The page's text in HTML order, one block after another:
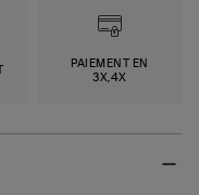
PAIEMENT EN
3X,4X